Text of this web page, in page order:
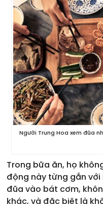
Người Trung Hoa xem đũa
Trong bữa ăn, họ
động này từng gắn với
đũa vào bát cơm,
khác, và đặc biệt là